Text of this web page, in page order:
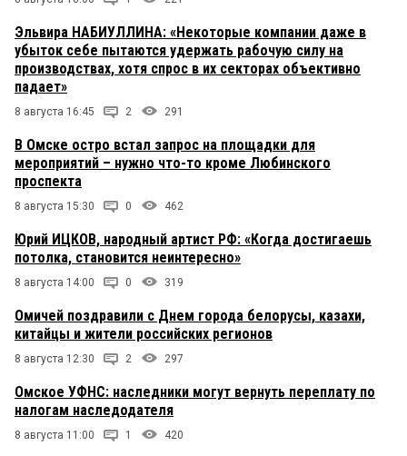
Эльвира НАБИУЛЛИНА: «Некоторые компании даже в
убыток себе пытаются удержать рабочую силу на
производствах, хотя спрос в их секторах объективно
падает»
8 августа 16:45 2 291
В Омске остро встал запрос на площадки для
мероприятий – нужно что-то кроме Любинского
проспекта
8 августа 15:30 0 462
Юрий ИЦКОВ, народный артист РФ: «Когда достигаешь
потолка, становится неинтересно»
8 августа 14:00 0 319
Омичей поздравили с Днем города белорусы, казахи,
китайцы и жители российских регионов
8 августа 12:30 2 297
Омское УФНС: наследники могут вернуть переплату по
налогам наследодателя
8 августа 11:00 1 420